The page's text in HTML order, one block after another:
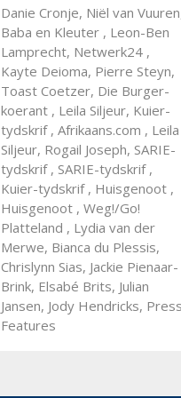
Danie Cronje, Niël van
Baba en Kleuter , Leon-Ben
Lamprecht, Netwerk24 ,
Kayte Deioma, Pierre Steyn,
Toast Coetzer, Die Burger-
koerant , Leila Siljeur, Kuier-
tydskrif , Afrikaans.com , Leila
Siljeur, Rogail Joseph, SARIE-
tydskrif , SARIE-tydskrif ,
Kuier-tydskrif , Huisgenoot ,
Huisgenoot , Weg!/Go!
Platteland , Lydia van der
Merwe, Bianca du Plessis,
Chrislynn Sias, Jackie Pienaar-
Brink, Elsabé Brits, Julian
Jansen, Jody Hendricks,
Features